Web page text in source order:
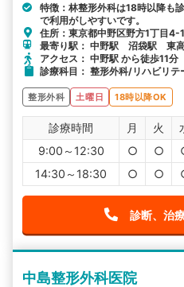
特徴：林整形外科は18時以降も
で利用がしやすいです。
住所：東京都中野区野方1丁目4-
最寄り駅： 中野駅 沼袋駅 東
アクセス： 中野駅 から徒歩11分
診療科目： 整形外科/リハビリテ
整形外科 土曜日 18時以降OK
診療時間 月 火
9:00～12:30
○ ○
14:30～18:30
○ ○
診断、治
中島整形外科医院